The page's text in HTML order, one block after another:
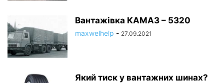
Вантажівка КАМАЗ – 5320
maxwelhelp - 27.09.2021
Який тиск у вантажних шинах?